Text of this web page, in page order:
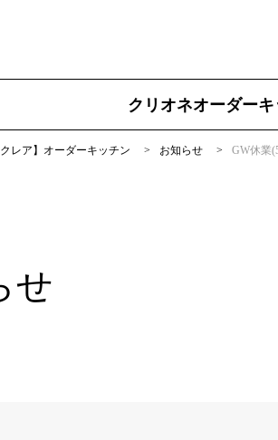
クリオネオーダー
レア】オーダーキッチン お知らせ GW休業
せ